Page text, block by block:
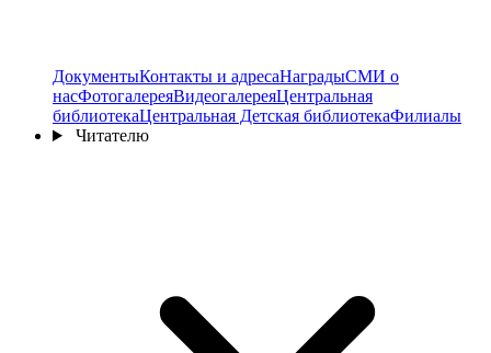
ДокументыКонтакты и адресаНаградыСМИ о
насФотогалереяВидеогалереяЦентральная
библиотекаЦентральная Детская библиотекаФилиалы
Читателю